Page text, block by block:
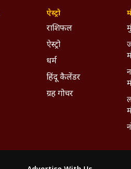
ऐस्ट्रो
राशिफल
ऐस्ट्रो
धर्म
हिंदू कैलेंडर
ग्रह गोचर